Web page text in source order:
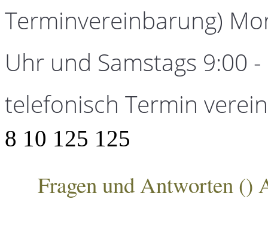
Terminvereinbarung)
Uhr und Samstags 9:00
telefonisch Termin
8 10 125 125
Fragen und Antworten ()